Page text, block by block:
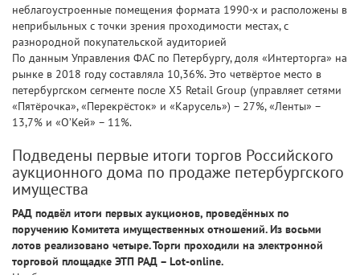
неблагоустроенные помещения формата 1990-х и расположены в
неприбыльных с точки зрения проходимости местах, с
разнородной покупательской аудиторией
По данным Управления ФАС по Петербургу, доля «Интерторга» на
рынке в 2018 году составляла 10,36%. Это четвёртое место в
петербургском сегменте после X5 Retail Group (управляет сетями
«Пятёрочка», «Перекрёсток» и «Карусель») – 27%, «Ленты» –
13,7% и «О’Кей» – 11%.
Подведены первые итоги торгов Российского
аукционного дома по продаже петербургского
имущества
РАД подвёл итоги первых аукционов, проведённых по
поручению Комитета имущественных отношений. Из восьми
лотов реализовано четыре. Торги проходили на электронной
торговой площадке ЭТП РАД – Lot-online.